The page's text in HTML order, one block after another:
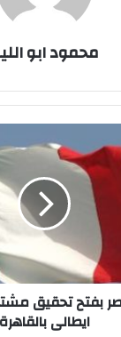
محمود ابو
بفتح تحقيق
ايطالى بالقاهرة